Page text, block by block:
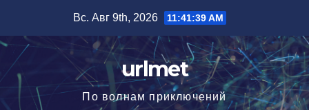
содержимому
Вс. Авг 9th, 2026 11:41:41 AM
urlmet
По волнам приключений